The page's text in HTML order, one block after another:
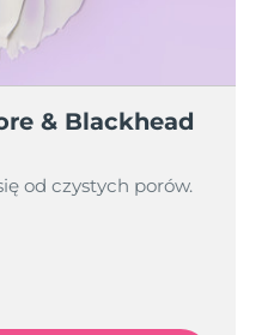
& Blackhead
od czystych porów.